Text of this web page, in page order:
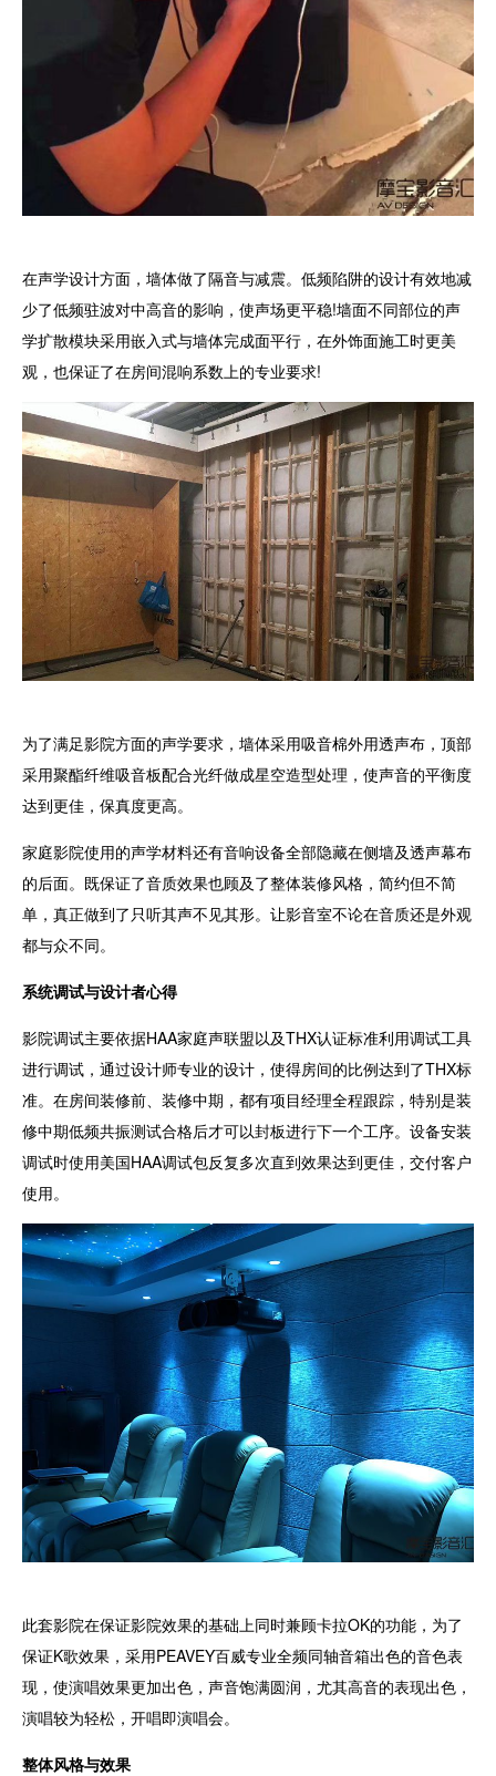
在声学设计方面，墙体做了隔音与减震。低频陷阱的设计有效地减
少了低频驻波对中高音的影响，使声场更平稳!墙面不同部位的声
学扩散模块采用嵌入式与墙体完成面平行，在外饰面施工时更美
观，也保证了在房间混响系数上的专业要求!
为了满足影院方面的声学要求，墙体采用吸音棉外用透声布，顶部
采用聚酯纤维吸音板配合光纤做成星空造型处理，使声音的平衡度
达到更佳，保真度更高。
家庭影院使用的声学材料还有音响设备全部隐藏在侧墙及透声幕布
的后面。既保证了音质效果也顾及了整体装修风格，简约但不简
单，真正做到了只听其声不见其形。让影音室不论在音质还是外观
都与众不同。
系统调试与设计者心得
影院调试主要依据HAA家庭声联盟以及THX认证标准利用调试工具
进行调试，通过设计师专业的设计，使得房间的比例达到了THX标
准。在房间装修前、装修中期，都有项目经理全程跟踪，特别是装
修中期低频共振测试合格后才可以封板进行下一个工序。设备安装
调试时使用美国HAA调试包反复多次直到效果达到更佳，交付客户
使用。
此套影院在保证影院效果的基础上同时兼顾卡拉OK的功能，为了
保证K歌效果，采用PEAVEY百威专业全频同轴音箱出色的音色表
现，使演唱效果更加出色，声音饱满圆润，尤其高音的表现出色，
演唱较为轻松，开唱即演唱会。
整体风格与效果